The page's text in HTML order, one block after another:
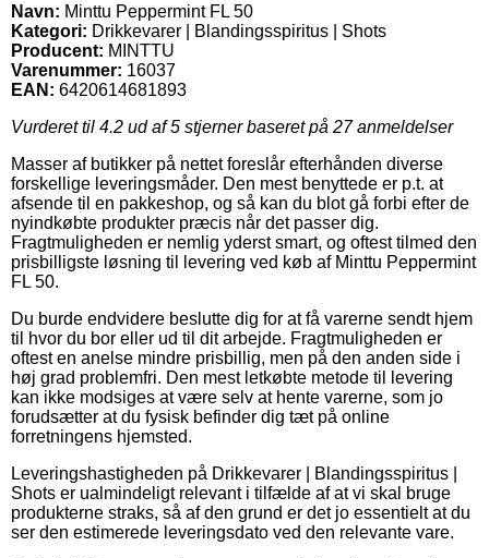
Navn: Minttu Peppermint FL 50
Kategori: Drikkevarer | Blandingsspiritus | Shots
Producent: MINTTU
Varenummer: 16037
EAN: 6420614681893
Vurderet til 4.2 ud af 5 stjerner baseret på 27anmeldelser
Masser af butikker på nettet foreslår efterhånden diverse
forskellige leveringsmåder. Den mest benyttede er p.t. at
afsende til en pakkeshop, og så kan du blot gå forbi efter de
nyindkøbte produkter præcis når det passer dig.
Fragtmuligheden er nemlig yderst smart, og oftest tilmed den
prisbilligste løsning til levering ved køb af Minttu Peppermint
FL 50.
Du burde endvidere beslutte dig for at få varerne sendt hjem
til hvor du bor eller ud til dit arbejde. Fragtmuligheden er
oftest en anelse mindre prisbillig, men på den anden side i
høj grad problemfri. Den mest letkøbte metode til levering
kan ikke modsiges at være selv at hente varerne, som jo
forudsætter at du fysisk befinder dig tæt på online
forretningens hjemsted.
Leveringshastigheden på Drikkevarer | Blandingsspiritus |
Shots er ualmindeligt relevant i tilfælde af at vi skal bruge
produkterne straks, så af den grund er det jo essentielt at du
ser den estimerede leveringsdato ved den relevante vare.